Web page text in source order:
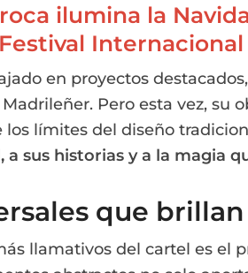
ilumina la
en proyectos
Madrileñer. Pero esta vez, su
los límites del diseño
a sus historias y a la magia
que brillan
llamativos del cartel es el